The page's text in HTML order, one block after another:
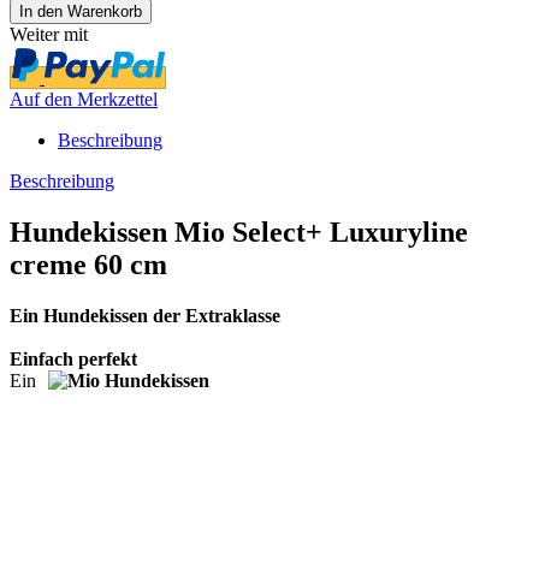
Weiter mit
Auf den Merkzettel
Beschreibung
Beschreibung
Hundekissen Mio Select+ Luxuryline
creme 60 cm
Ein Hundekissen der Extraklasse
Einfach perfekt
Ein